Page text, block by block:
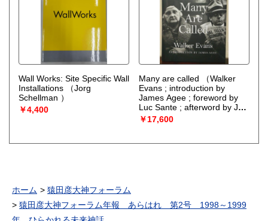
Wall Works: Site Specific Wall
Installations
（Jorg
Schellman ）
￥4,400
Many are called
（Walker
Evans ; introduction by
James Agee ; foreword by
Luc Sante ; afterword by Jeff
L. Rosenheim）
￥17,600
ホーム
猿田彦大神フォーラム
猿田彦大神フォーラム年報 あらはれ 第2号 1998～1999